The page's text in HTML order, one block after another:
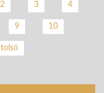
2 3 4
9 10